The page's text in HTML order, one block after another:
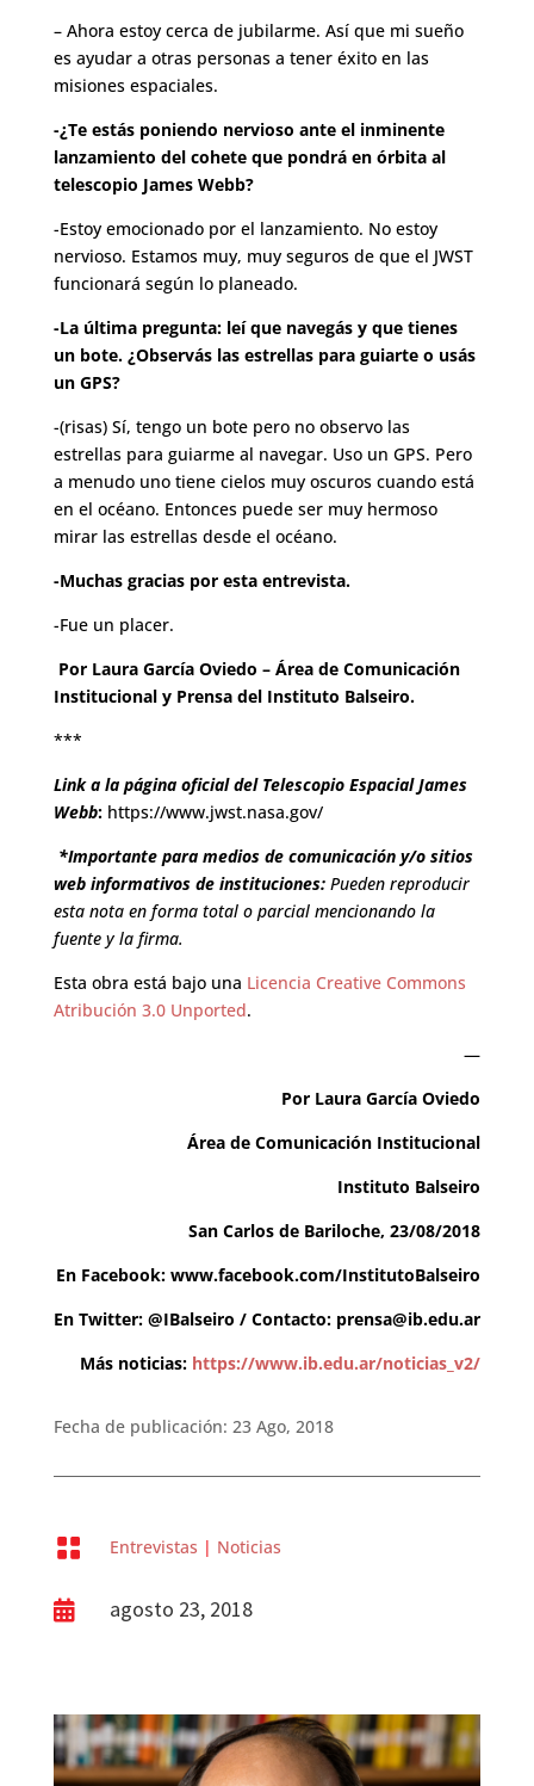
– Ahora estoy cerca de jubilarme. Así que mi sueño
es ayudar a otras personas a tener éxito en las
misiones espaciales.
-¿Te estás poniendo nervioso ante el inminente
lanzamiento del cohete que pondrá en órbita al
telescopio James Webb?
-Estoy emocionado por el lanzamiento. No estoy
nervioso. Estamos muy, muy seguros de que el JWST
funcionará según lo planeado.
-La última pregunta: leí que navegás y que tienes
un bote. ¿Observás las estrellas para guiarte o usás
un GPS?
-(risas) Sí, tengo un bote pero no observo las
estrellas para guiarme al navegar. Uso un GPS. Pero
a menudo uno tiene cielos muy oscuros cuando está
en el océano. Entonces puede ser muy hermoso
mirar las estrellas desde el océano.
-Muchas gracias por esta entrevista.
-Fue un placer.
Por Laura García Oviedo – Área de Comunicación
Institucional y Prensa del Instituto Balseiro.
***
Link a la página oficial del Telescopio Espacial James
Webb: https://www.jwst.nasa.gov/
*Importante para medios de comunicación y/o sitios
web informativos de instituciones: Pueden reproducir
esta nota en forma total o parcial mencionando la
fuente y la firma.
Esta obra está bajo una Licencia Creative Commons
Atribución 3.0 Unported.
—
Por Laura García Oviedo
Área de Comunicación Institucional
Instituto Balseiro
San Carlos de Bariloche, 23/08/2018
En Facebook: www.facebook.com/InstitutoBalseiro
En Twitter: @IBalseiro / Contacto: prensa@ib.edu.ar
Más noticias: https://www.ib.edu.ar/noticias_v2/
Fecha de publicación: 23 Ago, 2018
 Entrevistas | Noticias
 agosto 23, 2018